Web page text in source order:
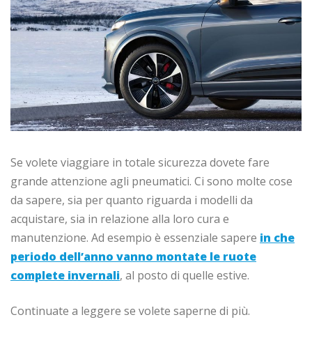
Se volete viaggiare in totale sicurezza dovete fare
grande attenzione agli pneumatici. Ci sono molte cose
da sapere, sia per quanto riguarda i modelli da
acquistare, sia in relazione alla loro cura e
manutenzione. Ad esempio è essenziale sapere in che
periodo dell’anno vanno montate le ruote
complete invernali, al posto di quelle estive.
Continuate a leggere se volete saperne di più.